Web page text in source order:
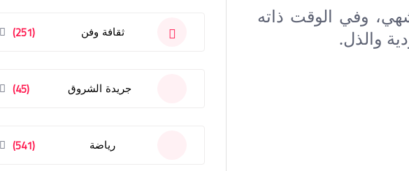
وفي الوقت ذاته
والذل.
ثقافة وفن (251)
جريدة الشروق (45)
رياضة (541)